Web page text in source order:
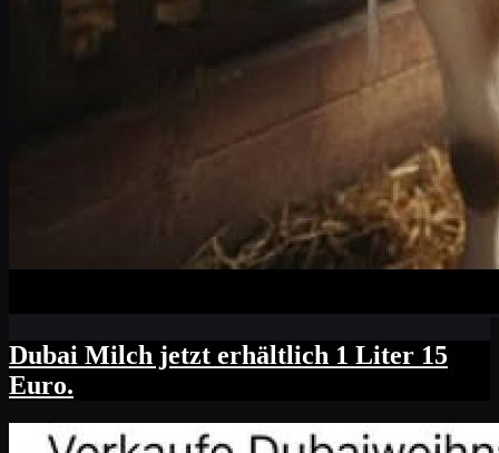
Dubai Milch jetzt erhältlich 1 Liter 15
Euro.